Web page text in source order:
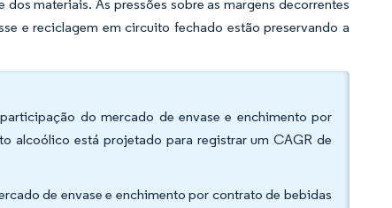
materiais. As pressões sobre as margens decorrentes
e reciclagem em circuito fechado estão preservando a
do mercado de envase e enchimento por
alcoólico está projetado para registrar um CAGR de
de envase e enchimento por contrato de bebidas